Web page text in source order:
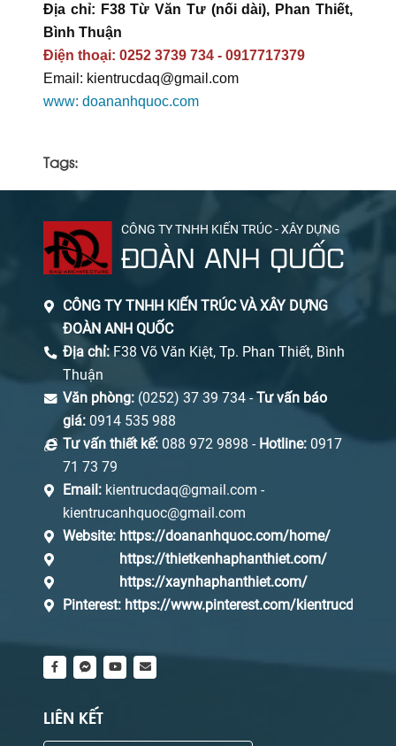
Địa chỉ: F38 Từ Văn Tư (nối dài), Phan Thiết,
Bình Thuận
Điện thoại: 0252 3739 734 - 0917717379
Email: kientrucdaq@gmail.com
www: doananhquoc.com
Tags:
CÔNG TY TNHH KIẾN TRÚC - XÂY DỰNG
ĐOÀN ANH QUỐC
CÔNG TY TNHH KIẾN TRÚC VÀ XÂY DỰNG
ĐOÀN ANH QUỐC
Địa chỉ:F38 Võ Văn Kiệt, Tp. Phan Thiết, Bình
Thuận
Văn phòng: (0252) 37 39 734 -Tư vấn báo
giá: 0914 535 988
Tư vấn thiết kế: 088 972 9898 - Hotline: 0917
71 73 79
Email: kientrucdaq@gmail.com -
kientrucanhquoc@gmail.com
Website: https://doananhquoc.com/home/
https://thietkenhaphanthiet.com/
https://xaynhaphanthiet.com/
Pinterest: https://www.pinterest.com/kientrucdaq/
LIÊN KẾT